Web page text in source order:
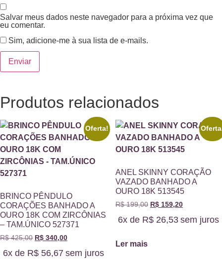
Salvar meus dados neste navegador para a próxima vez que
eu comentar.
Sim, adicione-me à sua lista de e-mails.
Produtos relacionados
Oferta!
BRINCO PÊNDULO
CORAÇÕES BANHADO A
OURO 18K COM ZIRCÔNIAS
– TAM.ÚNICO 527371
R$425,00 R$ 340,00
6x de R$56,67 sem juros
ANEL SKINNY CORAÇÃO
VAZADO BANHADO A
OURO 18K 513545
R$199,00 R$159,20
6x de R$ 26,53 sem juros
Ler mais